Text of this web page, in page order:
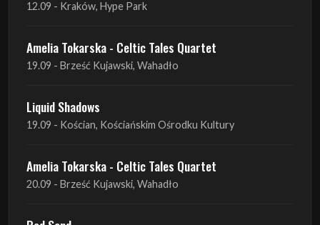
12.09 - Kraków, Hype Park
Amelia Tokarska - Celtic Tales Quartet
19.09 - Brześć Kujawski, Wahadło
Liquid Shadows
19.09 - Kościan, Kościańskim Ośrodku Kultury
Amelia Tokarska - Celtic Tales Quartet
20.09 - Brześć Kujawski, Wahadło